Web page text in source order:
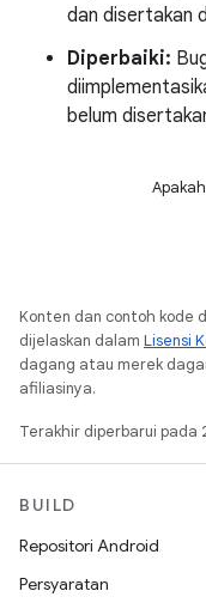
dan disertakan
Diperbaiki:
belum
Konten dan contoh kode
dijelaskan dalam Lisensi
dagang atau merek
afiliasinya.
Terakhir diperbarui pada
BUILD
Repositori Android
Persyaratan